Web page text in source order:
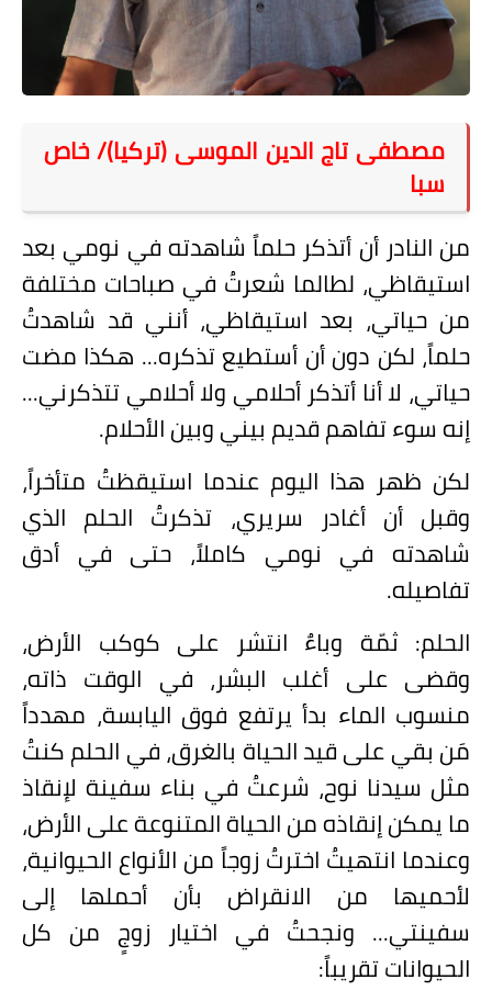
أعداد جريدة سبا
مصطفى تاج الدين الموسى (تركيا)/ خاص
سبا
من النادر أن أتذكر حلماً شاهدته في نومي بعد
استيقاظي، لطالما شعرتُ في صباحات مختلفة
من حياتي، بعد استيقاظي، أنني قد شاهدتُ
حلماً، لكن دون أن أستطيع تذكره... هكذا مضت
حياتي، لا أنا أتذكر أحلامي ولا أحلامي تتذكرني...
إنه سوء تفاهم قديم بيني وبين الأحلام.
لكن ظهر هذا اليوم عندما استيقظتُ متأخراً،
وقبل أن أغادر سريري، تذكرتُ الحلم الذي
شاهدته في نومي كاملاً، حتى في أدق
تفاصيله.
الحلم: ثمّة وباءٌ انتشر على كوكب الأرض،
وقضى على أغلب البشر، في الوقت ذاته،
منسوب الماء بدأ يرتفع فوق اليابسة، مهدداً
مَن بقي على قيد الحياة بالغرق، في الحلم كنتُ
مثل سيدنا نوح، شرعتُ في بناء سفينة لإنقاذ
ما يمكن إنقاذه من الحياة المتنوعة على الأرض،
وعندما انتهيتُ اخترتُ زوجاً من الأنواع الحيوانية،
لأحميها من الانقراض بأن أحملها إلى
سفينتي... ونجحتُ في اختيار زوجٍ من كل
الحيوانات تقريباً: